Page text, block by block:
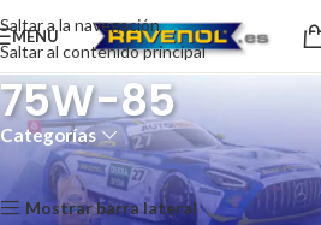
Saltar a la navegación
Saltar al contenido principal
MENÚ
75W-85
Categorías
Transmision/ Manual MTF/ 75W-85
Mostrar barra lateral